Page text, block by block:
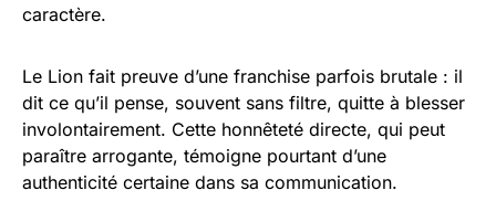
caractère.
Le Lion fait preuve d’une franchise parfois brutale : il
dit ce qu’il pense, souvent sans filtre, quitte à blesser
involontairement. Cette honnêteté directe, qui peut
paraître arrogante, témoigne pourtant d’une
authenticité certaine dans sa communication.